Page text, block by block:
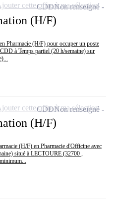
(H/F)
Pharmacie (H/F) pour occuper un poste
à Temps partiel (20 h/semaine) sur
CDDNon renseigné
cette offre à ma sélection
(H/F)
(H/F) en Pharmacie d'Officine avec
situé à LECTOURE (32700 ,
CDDNon renseigné
cette offre à ma sélection